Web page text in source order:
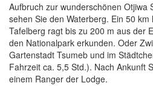
Aufbruch zur wunderschönen Otjiwa
sehen Sie den Waterberg. Ein 50
Tafelberg ragt bis zu 200 m aus der
den Nationalpark erkunden. Oder
Gartenstadt Tsumeb und im
Fahrzeit ca. 5,5 Std.). Nach Ankunft
einem Ranger der Lodge.